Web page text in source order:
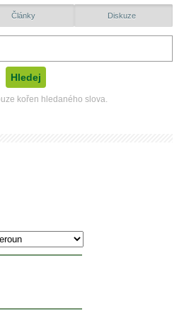
Články Diskuze
kořen hledaného slova.